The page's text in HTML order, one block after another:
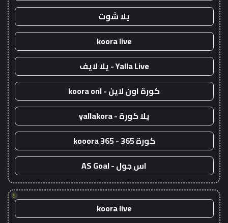
يلا شوت
koora live
Yalla Live - يلا لايف
كورة اون لاين - koora onl
يلا كورة - yallakora
كورة 365 - kooora 365
اس جول - AS Goal
!
koora live